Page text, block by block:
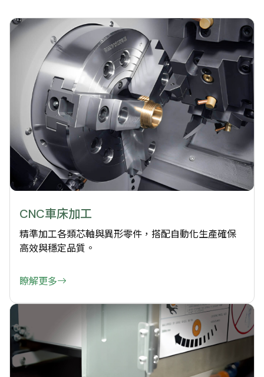
CNC車床加工
精準加工各類芯軸與異形零件，搭配自動化生產確保
高效與穩定品質。
瞭解更多